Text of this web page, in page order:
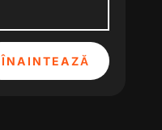
ÎNAINTEAZĂ